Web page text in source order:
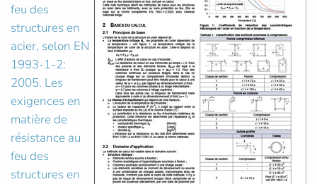
feu des
structures en
acier, selon EN
1993-1-2:
2005. Les
exigences en
matière de
résistance au
feu des
structures en